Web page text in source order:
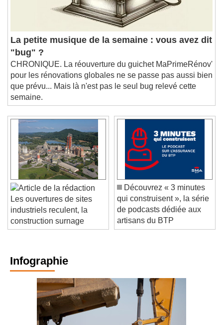
La petite musique de la semaine : vous avez dit
"bug" ?
CHRONIQUE. La réouverture du guichet MaPrimeRénov'
pour les rénovations globales ne se passe pas aussi bien
que prévu... Mais là n'est pas le seul bug relevé cette
semaine.
Les ouvertures de sites
industriels reculent, la
construction surnage
Découvrez « 3 minutes
qui construisent », la série
de podcasts dédiée aux
artisans du BTP
Infographie